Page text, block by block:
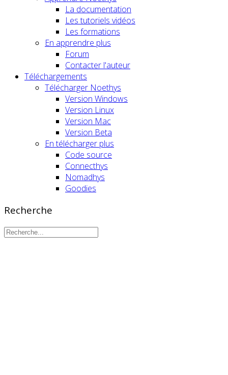
La documentation
Les tutoriels vidéos
Les formations
En apprendre plus
Forum
Contacter l'auteur
Téléchargements
Télécharger Noethys
Version Windows
Version Linux
Version Mac
Version Beta
En télécharger plus
Code source
Connecthys
Nomadhys
Goodies
Recherche